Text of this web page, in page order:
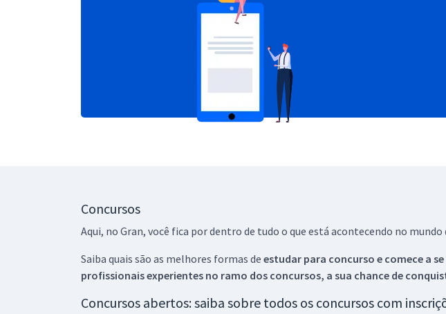
Concursos
Aqui, no Gran, você fica por dentro de tudo o que está acontecendo no mundo
Saiba quais são as melhores formas de estudar para concurso e comece a
profissionais experientes no ramo dos concursos, a sua chance de
Concursos abertos: saiba sobre todos os concursos com